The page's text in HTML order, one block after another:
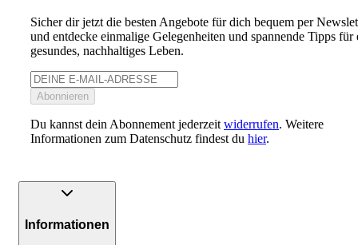
Sicher dir jetzt die besten Angebote für dich bequem per
und entdecke einmalige Gelegenheiten und spannende Tipps für
gesundes, nachhaltiges Leben.
Abonnieren
Du kannst dein Abonnement jederzeit widerrufen. Weitere
Informationen zum Datenschutz findest du hier.
Informationen